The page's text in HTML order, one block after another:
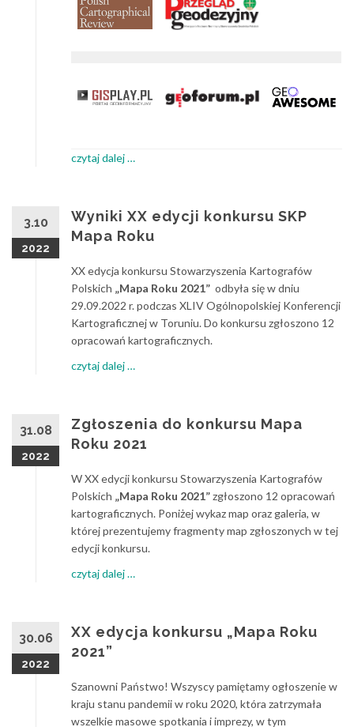
czytaj dalej
Roku
…
3.10
2022
Wyniki XX edycji konkursu SKP
Mapa Roku
XX edycja konkursu Stowarzyszenia Kartografów
Polskich „Mapa Roku 2021” odbyła się w dniu
29.09.2022 r. podczas XLIV Ogólnopolskiej Konferencji
Kartograficznej w Toruniu. Do konkursu zgłoszono 12
opracowań kartograficznych.
czytaj dalej
edycji
SKP
Roku
…
31.08
2022
Zgłoszenia do konkursu Mapa
Roku 2021
W XX edycji konkursu Stowarzyszenia Kartografów
Polskich „Mapa Roku 2021”zgłoszono 12 opracowań
kartograficznych. Poniżej wykaz map oraz galeria, w
której prezentujemy fragmenty map zgłoszonych w tej
edycji konkursu.
czytaj dalej
konkursu
Mapa
…
30.06
2022
XX edyc­ja konkursu „Mapa Roku
2021”
Szanowni Państwo! Wszyscy pamiętamy ogłoszenie w
kraju stanu pandemii w roku 2020, która zatrzymała
wszelkie masowe spotkania i imprezy, w tym